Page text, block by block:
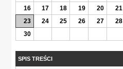
16
17 18 19 20 21
23
24 25 26 27 28
30
SPIS TREŚCI